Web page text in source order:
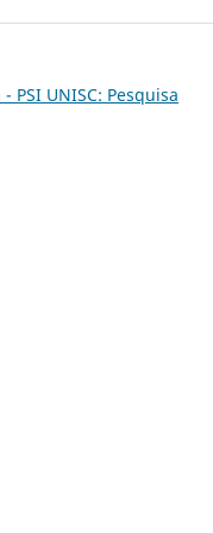
PSI UNISC: Pesquisa